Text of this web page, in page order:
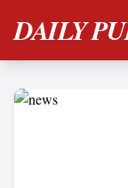
DAILY